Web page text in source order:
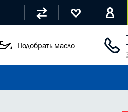
Подобрать масло